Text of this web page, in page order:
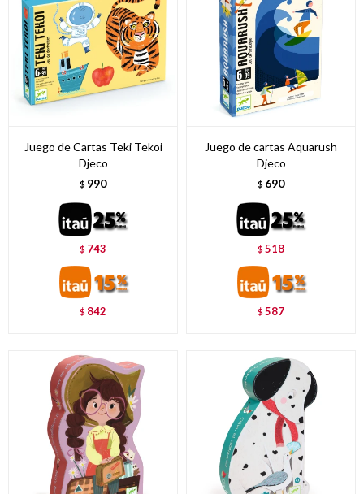
Juego de Cartas Teki Tekoi
Djeco
$ 990
$ 743
$ 842
Juego de cartas Aquarush
Djeco
$ 690
$518
$587